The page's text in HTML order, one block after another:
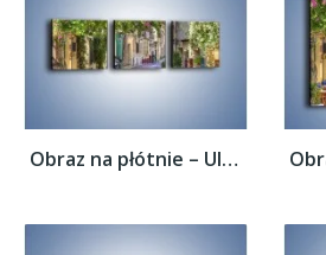
Obraz na płótnie – Uliczka w historycznej...